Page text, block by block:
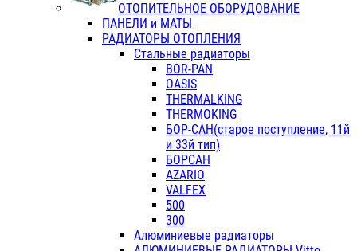
ОТОПИТЕЛЬНОЕ ОБОРУДОВАНИЕ
ПАНЕЛИ и МАТЫ
РАДИАТОРЫ ОТОПЛЕНИЯ
Стальные радиаторы
BOR-PAN
OASIS
THERMALKING
THERMOKING
БОР-САН(старое поступление, 11й
и 33й тип)
БОРСАН
AZARIO
VALFEX
500
300
Алюминиевые радиаторы